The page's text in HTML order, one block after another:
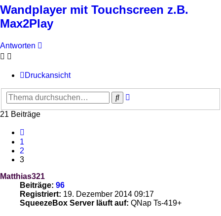
Wandplayer mit Touchscreen z.B.
Max2Play
Antworten
Druckansicht
Suche
21 Beiträge
1
2
3
Matthias321
Beiträge: 96
Registriert: 19. Dezember 2014 09:17
SqueezeBox Server läuft auf: QNap Ts-419+